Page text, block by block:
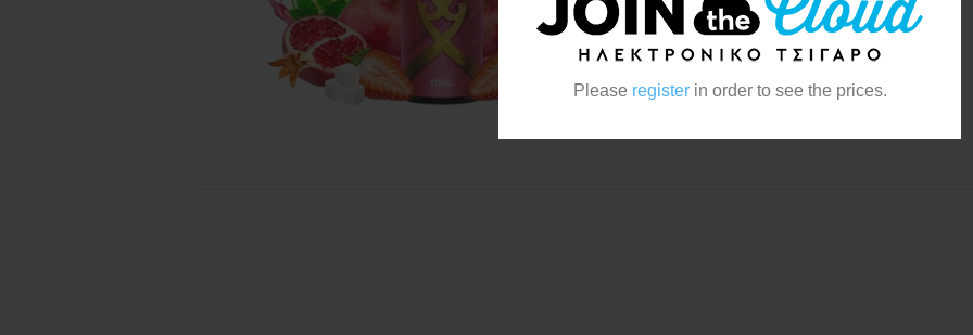
Please registerin order to see the prices.